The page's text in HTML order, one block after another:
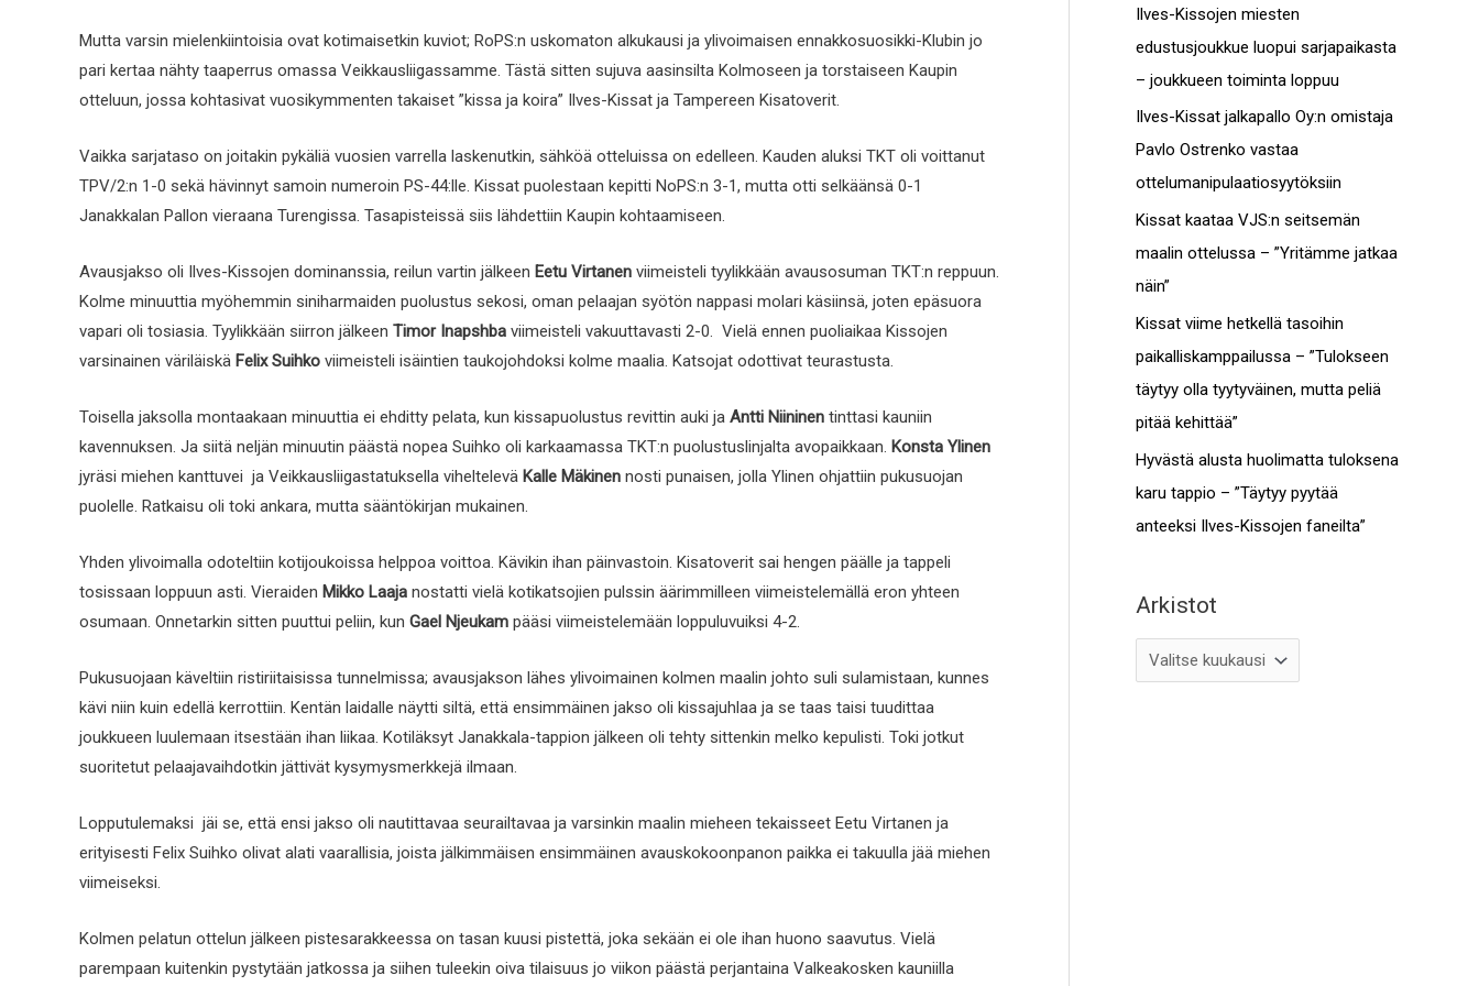
Mutta varsin mielenkiintoisia ovat kotimaisetkin kuviot; RoPS:n uskomaton alkukausi ja ylivoimaisen ennakkosuosikki-Klubin jo
pari kertaa nähty taaperrus omassa Veikkausliigassamme. Tästä sitten sujuva aasinsilta Kolmoseen ja torstaiseen Kaupin
otteluun, jossa kohtasivat vuosikymmenten takaiset ”kissa ja koira” Ilves-Kissat ja Tampereen Kisatoverit.
Vaikka sarjataso on joitakin pykäliä vuosien varrella laskenutkin, sähköä otteluissa on edelleen. Kauden aluksi TKT oli voittanut
TPV/2:n 1-0 sekä hävinnyt samoin numeroin PS-44:lle. Kissat puolestaan kepitti NoPS:n 3-1, mutta otti selkäänsä 0-1
Janakkalan Pallon vieraana Turengissa. Tasapisteissä siis lähdettiin Kaupin kohtaamiseen.
Avausjakso oli Ilves-Kissojen dominanssia, reilun vartin jälkeen Eetu Virtanen viimeisteli tyylikkään avausosuman TKT:n reppuun.
Kolme minuuttia myöhemmin siniharmaiden puolustus sekosi, oman pelaajan syötön nappasi molari käsiinsä, joten epäsuora
vapari oli tosiasia. Tyylikkään siirron jälkeen Timor Inapshba viimeisteli vakuuttavasti 2-0. Vielä ennen puoliaikaa Kissojen
varsinainen väriläiskä Felix Suihko viimeisteli isäintien taukojohdoksi kolme maalia. Katsojat odottivat teurastusta.
Toisella jaksolla montaakaan minuuttia ei ehditty pelata, kun kissapuolustus revittin auki ja Antti Niininen tinttasi kauniin
kavennuksen. Ja siitä neljän minuutin päästä nopea Suihko oli karkaamassa TKT:n puolustuslinjalta avopaikkaan. Konsta Ylinen
jyräsi miehen kanttuvei ja Veikkausliigastatuksella viheltelevä Kalle Mäkinen nosti punaisen, jolla Ylinen ohjattiin pukusuojan
puolelle. Ratkaisu oli toki ankara, mutta sääntökirjan mukainen.
Yhden ylivoimalla odoteltiin kotijoukoissa helppoa voittoa. Kävikin ihan päinvastoin. Kisatoverit sai hengen päälle ja tappeli
tosissaan loppuun asti. Vieraiden Mikko Laaja nostatti vielä kotikatsojien pulssin äärimmilleen viimeistelemällä eron yhteen
osumaan. Onnetarkin sitten puuttui peliin, kun Gael Njeukam pääsi viimeistelemään loppuluvuiksi 4-2.
Pukusuojaan käveltiin ristiriitaisissa tunnelmissa; avausjakson lähes ylivoimainen kolmen maalin johto suli sulamistaan, kunnes
kävi niin kuin edellä kerrottiin. Kentän laidalle näytti siltä, että ensimmäinen jakso oli kissajuhlaa ja se taas taisi tuudittaa
joukkueen luulemaan itsestään ihan liikaa. Kotiläksyt Janakkala-tappion jälkeen oli tehty sittenkin melko kepulisti. Toki jotkut
suoritetut pelaajavaihdotkin jättivät kysymysmerkkejä ilmaan.
Lopputulemaksi jäi se, että ensi jakso oli nautittavaa seurailtavaa ja varsinkin maalin mieheen tekaisseet Eetu Virtanen ja
erityisesti Felix Suihko olivat alati vaarallisia, joista jälkimmäisen ensimmäinen avauskokoonpanon paikka ei takuulla jää miehen
viimeiseksi.
Kolmen pelatun ottelun jälkeen pistesarakkeessa on tasan kuusi pistettä, joka sekään ei ole ihan huono saavutus. Vielä
parempaan kuitenkin pystytään jatkossa ja siihen tuleekin oiva tilaisuus jo viikon päästä perjantaina Valkeakosken kauniilla
c
h
f
o
r
Ilves-Kissojen miesten
edustusjoukkue luopui sarjapaikasta
– joukkueen toiminta loppuu
Ilves-Kissat jalkapallo Oy:n omistaja
Pavlo Ostrenko vastaa
ottelumanipulaatiosyytöksiin
Kissat kaataa VJS:n seitsemän
maalin ottelussa – ”Yritämme jatkaa
näin”
Kissat viime hetkellä tasoihin
paikalliskamppailussa – ”Tulokseen
täytyy olla tyytyväinen, mutta peliä
pitää kehittää”
Hyvästä alusta huolimatta tuloksena
karu tappio – ”Täytyy pyytää
anteeksi Ilves-Kissojen faneilta”
Arkistot
t
o